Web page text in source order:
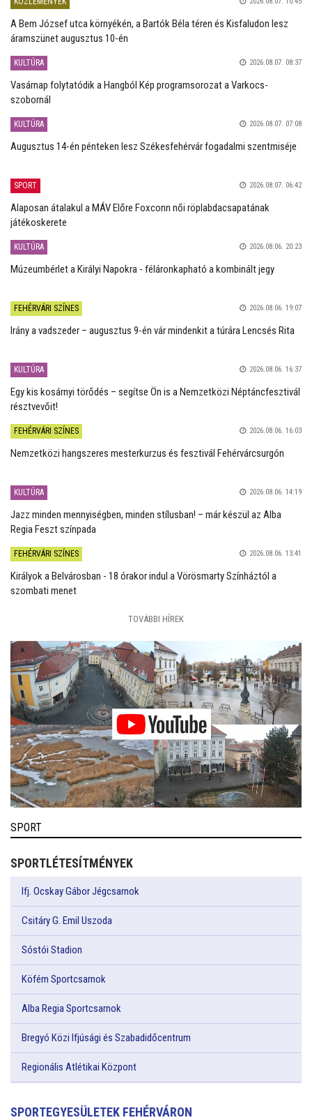
A Bem József utca környékén, a Bartók Béla téren és Kisfaludon lesz
áramszünet augusztus 10-én
KULTÚRA 2026.08.07. 08:37
Vasárnap folytatódik a Hangból Kép programsorozat a Varkocs-
szobornál
KULTÚRA 2026.08.07. 07:08
Augusztus 14-én pénteken lesz Székesfehérvár fogadalmi szentmiséje
SPORT 2026.08.07. 06:42
Alaposan átalakul a MÁV Előre Foxconn női röplabdacsapatának
játékoskerete
KULTÚRA 2026.08.06. 20:23
Múzeumbérlet a Királyi Napokra - féláronkapható a kombinált jegy
FEHÉRVÁRI SZÍNES 2026.08.06. 19:07
Irány a vadszeder – augusztus 9-én vár mindenkit a túrára Lencsés Rita
KULTÚRA 2026.08.06. 16:37
Egy kis kosárnyi törődés – segítse Ön is a Nemzetközi Néptáncfesztivál
résztvevőit!
FEHÉRVÁRI SZÍNES 2026.08.06. 16:03
Nemzetközi hangszeres mesterkurzus és fesztivál Fehérvárcsurgón
KULTÚRA 2026.08.06. 14:19
Jazz minden mennyiségben, minden stílusban! – már készül az Alba
Regia Feszt színpada
FEHÉRVÁRI SZÍNES 2026.08.06. 13:41
Királyok a Belvárosban - 18 órakor indul a Vörösmarty Színháztól a
szombati menet
TOVÁBBI HÍREK
SPORT
SPORTLÉTESÍTMÉNYEK
Ifj. Ocskay Gábor Jégcsarnok
Csitáry G. Emil Uszoda
Sóstói Stadion
Köfém Sportcsarnok
Alba Regia Sportcsarnok
Bregyó Közi Ifjúsági és Szabadidőcentrum
Regionális Atlétikai Központ
SPORTEGYESÜLETEK FEHÉRVÁRON